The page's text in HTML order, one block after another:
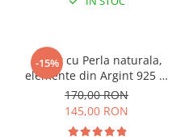
-15%
Colier cu Perla naturala,
elemente din Argint 925 si
margele Miyuki, multicolor
170,00 RON
145,00 RON